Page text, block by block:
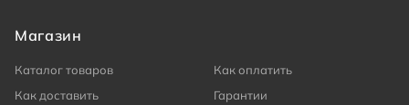
Магазин
Каталог товаров
Как оплатить
Как доставить
Гарантии